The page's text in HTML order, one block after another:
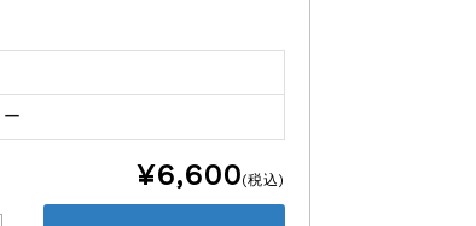
¥6,600(税込)